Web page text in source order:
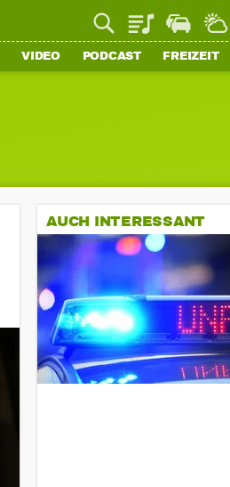
PlaylistStaupilot
VIDEO PODCAST FREIZEIT
AUCH INTERESSANT